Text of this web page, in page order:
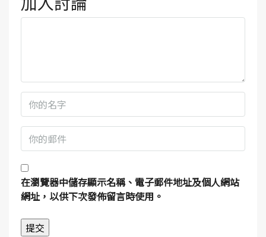
在瀏覽器中儲存顯示名稱、電子郵件地址及個人網站
網址，以供下次發佈留言時使用。